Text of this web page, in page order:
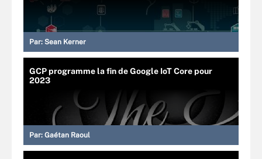
Par: Sean Kerner
GCP programme la fin de Google IoT Core pour
2023
Par: Gaétan Raoul